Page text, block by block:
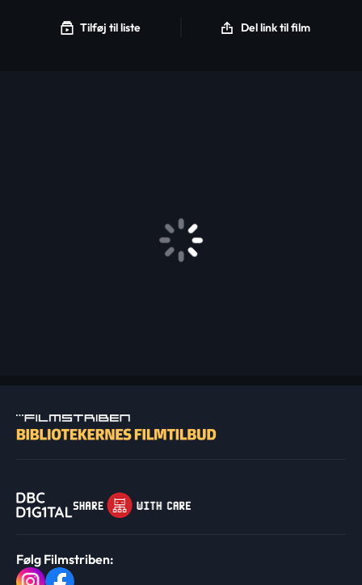
Tilføj til liste Del link til film
Følg Filmstriben: